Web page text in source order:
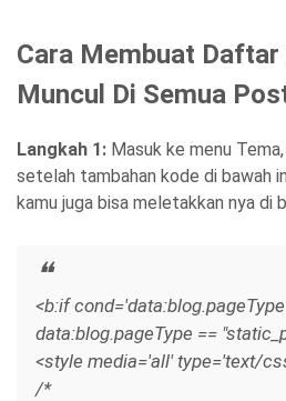
Cara Membuat
Muncul Di Semua
Langkah 1: Masuk ke menu
setelah tambahan kode di bawah
kamu juga bisa meletakkan nya di
<b:if
data:blog.pageType ==
<style media='all' type='text/
/*